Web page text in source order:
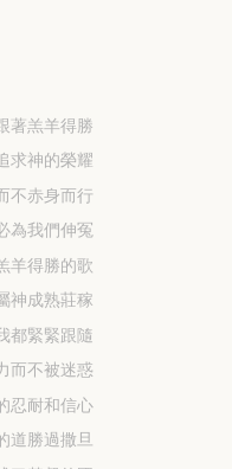
著羔羊得勝
求神的榮耀
不赤身而行
為我們伸冤
羊得勝的歌
神成熟莊稼
都緊緊跟隨
而不被迷惑
忍耐和信心
道勝過撒旦